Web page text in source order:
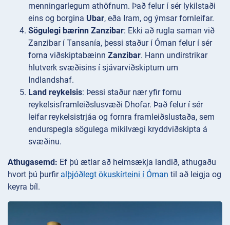
menningarlegum athöfnum. Það felur í sér lykilstaði
eins og borgina Ubar, eða Iram, og ýmsar fornleifar.
Sögulegi bærinn Zanzibar: Ekki að rugla saman við
Zanzibar í Tansanía, þessi staður í Óman felur í sér
forna viðskiptabæinn Zanzibar. Hann undirstrikar
hlutverk svæðisins í sjávarviðskiptum um
Indlandshaf.
Land reykelsis: Þessi staður nær yfir fornu
reykelsisframleiðslusvæði Dhofar. Það felur í sér
leifar reykelsistrjáa og fornra framleiðslustaða, sem
endurspegla sögulega mikilvægi kryddviðskipta á
svæðinu.
Athugasemd: Ef þú ætlar að heimsækja landið, athugaðu
hvort þú þurfiralþjóðlegt ökuskírteini í Óman til að leigja og
keyra bíl.